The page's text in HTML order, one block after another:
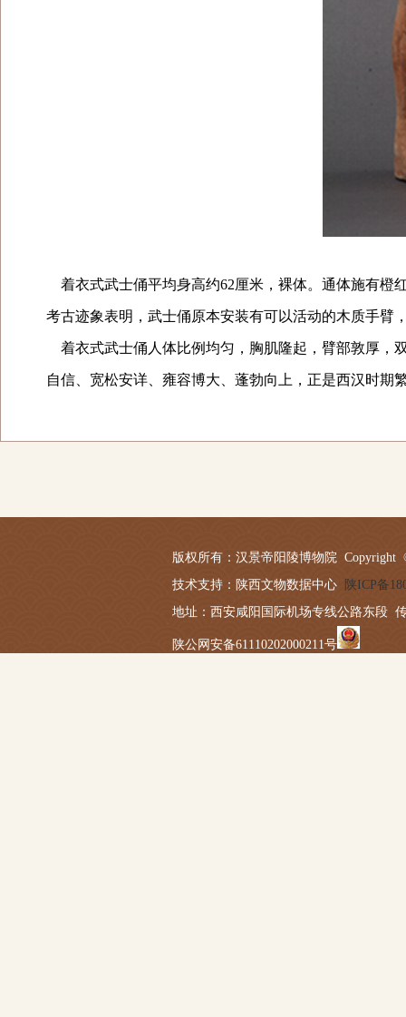
着衣式武士俑平均身高约62厘米，裸体。通体施有橙
考古迹象表明，武士俑原本安装有可以活动的木质手臂
着衣式武士俑人体比例均匀，胸肌隆起，臂部敦厚，
自信、宽松安详、雍容博大、蓬勃向上，正是西汉时期
版权所有：汉景帝阳陵博物院 Copyright
技术支持：陕西文物数据中心 陕ICP备
地址：西安咸阳国际机场专线公路东段
陕公网安备61110202000211号